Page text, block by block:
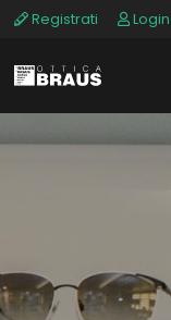
Registrati Login